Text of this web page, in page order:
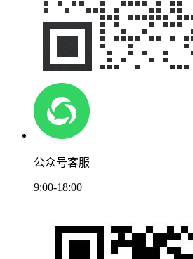
公众号客服
9:00-18:00